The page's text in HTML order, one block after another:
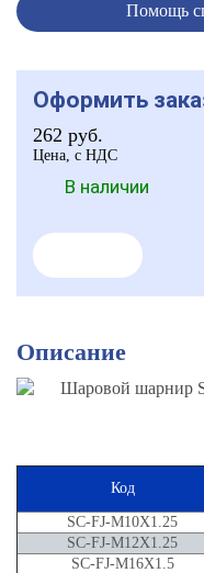
Помощь
Оформить
262 руб.
Цена, с НДС
В наличии
Описание
Код
SC-FJ-M10X1.25
SC-FJ-M12X1.25
SC-FJ-M16X1.5